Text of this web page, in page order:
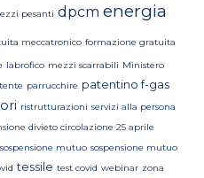
pesanti dpcm energia
meccatronico formazione gratuita
labrofico mezzi scarrabili Ministero
parrucchire patentino f-gas
ristrutturazioni servizi alla persona
divieto circolazione 25 aprile
sospensione mutuo sospensione mutuo
tessile test covid webinar zona